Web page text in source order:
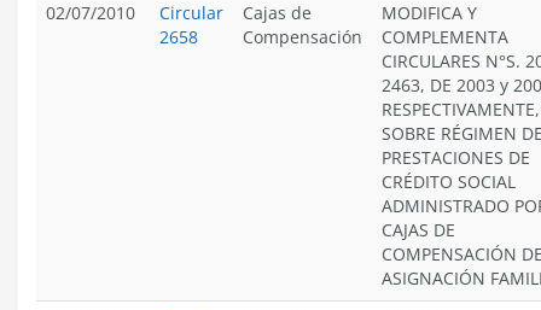
02/07/2010
Circular
2658
Cajas de
Compensación
MODIFICA Y
COMPLEMENTA
CIRCULARES N°S.
2463, DE 2003 y
RESPECTIVAMENTE,
SOBRE RÉGIMEN
PRESTACIONES DE
CRÉDITO SOCIAL
ADMINISTRADO
CAJAS DE
COMPENSACIÓN
ASIGNACIÓN